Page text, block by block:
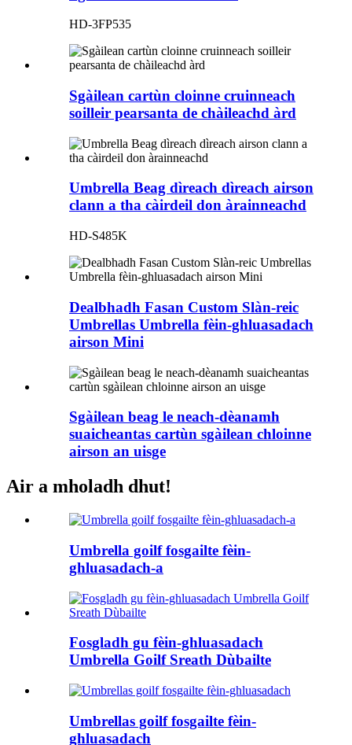
HD-3FP535
Sgàilean cartùn cloinne cruinneach
soilleir pearsanta de chàileachd àrd
Umbrella Beag dìreach dìreach airson
clann a tha càirdeil don àrainneachd
HD-S485K
Dealbhadh Fasan Custom Slàn-reic
Umbrellas Umbrella fèin-ghluasadach
airson Mini
Sgàilean beag le neach-dèanamh
suaicheantas cartùn sgàilean chloinne
airson an uisge
Air a mholadh dhut!
Umbrella goilf fosgailte fèin-
ghluasadach-a
Fosgladh gu fèin-ghluasadach
Umbrella Goilf Sreath Dùbailte
Umbrellas goilf fosgailte fèin-
ghluasadach